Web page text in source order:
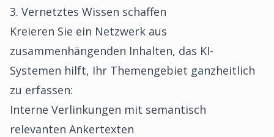
3. Vernetztes Wissen schaffen
Kreieren Sie ein Netzwerk aus
zusammenhängenden Inhalten, das KI-
Systemen hilft, Ihr Themengebiet ganzheitlich
zu erfassen:
Interne Verlinkungen mit semantisch
relevanten Ankertexten